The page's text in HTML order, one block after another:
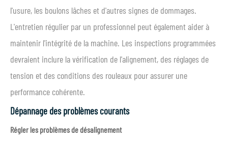
l'usure, les boulons lâches et d'autres signes de dommages.
L'entretien régulier par un professionnel peut également aider à
maintenir l'intégrité de la machine. Les inspections programmées
devraient inclure la vérification de l'alignement, des réglages de
tension et des conditions des rouleaux pour assurer une
performance cohérente.
Dépannage des problèmes courants
Régler les problèmes de désalignement